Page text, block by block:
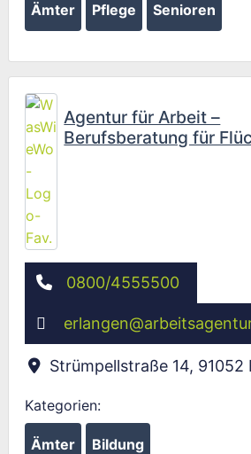
Ämter Pflege Senioren
Agentur für Arbeit –
Berufsberatung für
0800/4555500
erlangen@
Strümpellstraße 14, 91052
Kategorien:
Ämter Bildung